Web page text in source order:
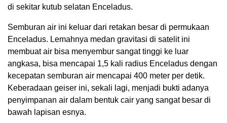
di sekitar kutub selatan Enceladus.
Semburan air ini keluar dari retakan besar di permukaan
Enceladus. Lemahnya medan gravitasi di satelit ini
membuat air bisa menyembur sangat tinggi ke luar
angkasa, bisa mencapai 1,5 kali radius Enceladus dengan
kecepatan semburan air mencapai 400 meter per detik.
Keberadaan geiser ini, sekali lagi, menjadi bukti adanya
penyimpanan air dalam bentuk cair yang sangat besar di
bawah lapisan esnya.